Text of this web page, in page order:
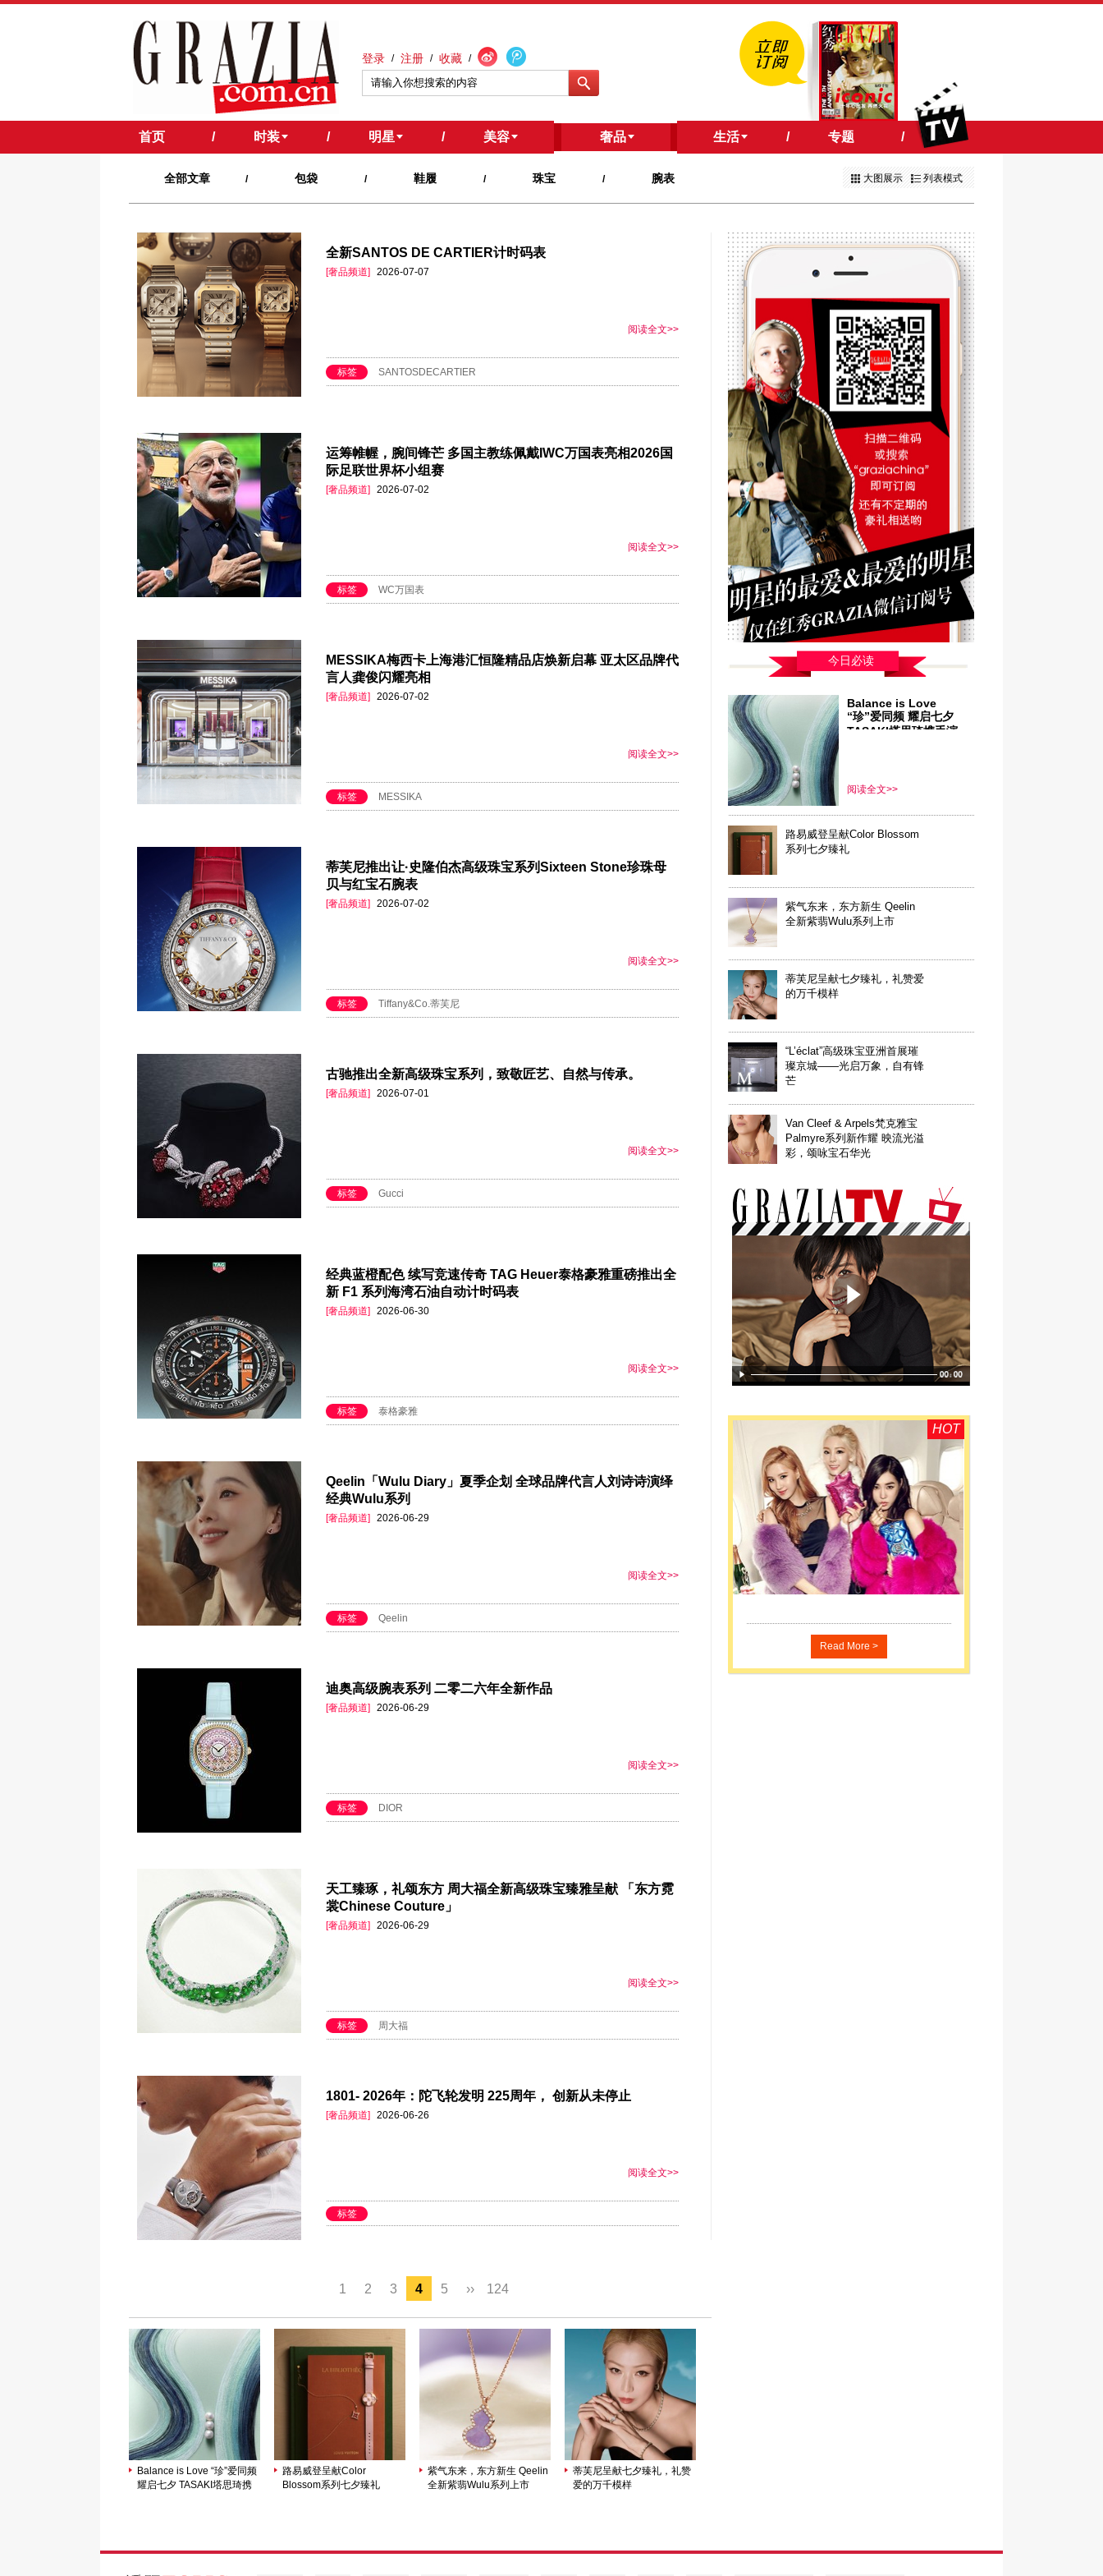
登录 / 注册 / 收藏 /
首页 / 时装 / 明星 / 美容 奢品 生活 / 专题 /
全部文章 / 包袋 / 鞋履 / 珠宝 / 腕表 大图展示 列表模式
全新SANTOS DE CARTIER计时码表
[奢品频道] 2026-07-07
阅读全文>>
标签 SANTOSDECARTIER
运筹帷幄，腕间锋芒 多国主教练佩戴IWC万国表亮相2026国
际足联世界杯小组赛
[奢品频道] 2026-07-02
阅读全文>>
标签 WC万国表
MESSIKA梅西卡上海港汇恒隆精品店焕新启幕 亚太区品牌代
言人龚俊闪耀亮相
[奢品频道] 2026-07-02
阅读全文>>
标签 MESSIKA
蒂芙尼推出让·史隆伯杰高级珠宝系列Sixteen Stone珍珠母
贝与红宝石腕表
[奢品频道] 2026-07-02
阅读全文>>
标签 Tiffany&Co.蒂芙尼
古驰推出全新高级珠宝系列，致敬匠艺、自然与传承。
[奢品频道] 2026-07-01
阅读全文>>
标签 Gucci
经典蓝橙配色 续写竞速传奇 TAG Heuer泰格豪雅重磅推出全
新 F1 系列海湾石油自动计时码表
[奢品频道] 2026-06-30
阅读全文>>
标签 泰格豪雅
Qeelin「Wulu Diary」夏季企划 全球品牌代言人刘诗诗演绎
经典Wulu系列
[奢品频道] 2026-06-29
阅读全文>>
标签 Qeelin
迪奥高级腕表系列 二零二六年全新作品
[奢品频道] 2026-06-29
阅读全文>>
标签 DIOR
天工臻琢，礼颂东方 周大福全新高级珠宝臻雅呈献 「东方霓
裳Chinese Couture」
[奢品频道] 2026-06-29
阅读全文>>
标签 周大福
1801- 2026年：陀飞轮发明 225周年， 创新从未停止
[奢品频道] 2026-06-26
阅读全文>>
标签
1 2 3 4 5 ›› 124
Balance is Love “珍”爱同频
耀启七夕 TASAKI塔思琦携
路易威登呈献Color
Blossom系列七夕臻礼
紫气东来，东方新生 Qeelin
全新紫翡Wulu系列上市
蒂芙尼呈献七夕臻礼，礼赞
爱的万千模样
今日必读
Balance is Love
“珍”爱同频 耀启七夕
TASAKI塔思琦携手演
阅读全文>>
路易威登呈献Color Blossom
系列七夕臻礼
紫气东来，东方新生 Qeelin
全新紫翡Wulu系列上市
蒂芙尼呈献七夕臻礼，礼赞爱
的万千模样
“L’éclat”高级珠宝亚洲首展璀
璨京城——光启万象，自有锋
芒
Van Cleef & Arpels梵克雅宝
Palmyre系列新作耀 映流光溢
彩，颂咏宝石华光
HOT
Read More >